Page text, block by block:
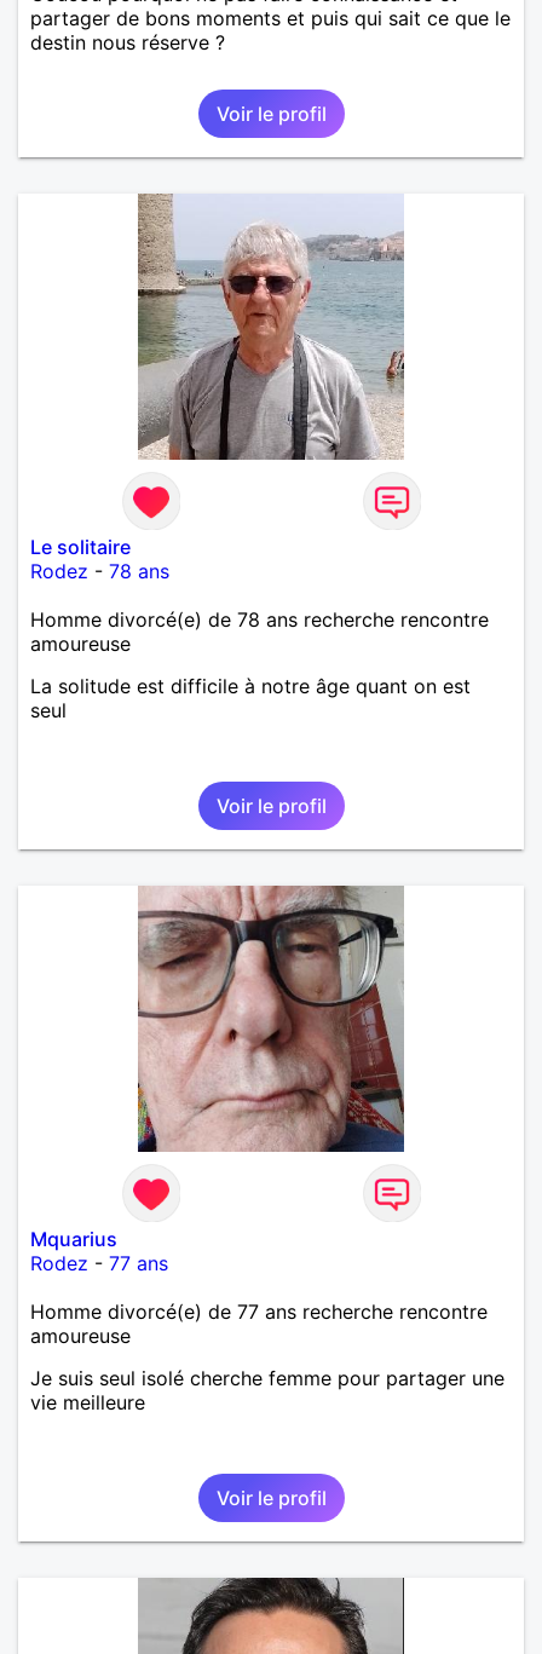
partager de bons moments et puis qui sait ce que le
destin nous réserve ?
Voir le profil
Le solitaire
Rodez - 78 ans
Homme divorcé(e) de 78 ans recherche rencontre
amoureuse
La solitude est difficile à notre âge quant on est
seul
Voir le profil
Mquarius
Rodez - 77 ans
Homme divorcé(e) de 77 ans recherche rencontre
amoureuse
Je suis seul isolé cherche femme pour partager une
vie meilleure
Voir le profil